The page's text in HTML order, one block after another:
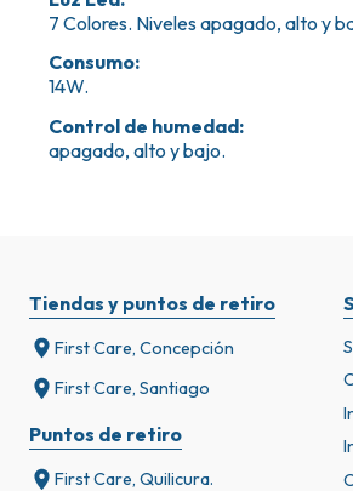
7 Colores. Niveles apagado, alto y
Consumo:
14W.
Control de humedad:
apagado, alto y bajo.
Tiendas y puntos de retiro
First Care, Concepción
First Care, Santiago
Puntos de retiro
First Care, Quilicura.